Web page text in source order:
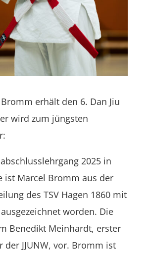
erhält den 6. Dan Jiu
wird zum jüngsten
2025 in
ist Marcel Bromm aus der
des TSV Hagen 1860 mit
worden. Die
Benedikt Meinhardt, erster
der JJUNW, vor. Bromm ist